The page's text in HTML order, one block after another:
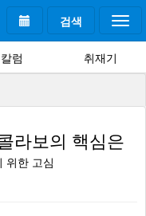
검색
칼럼 취재기
라보의 핵심은
위한 고심